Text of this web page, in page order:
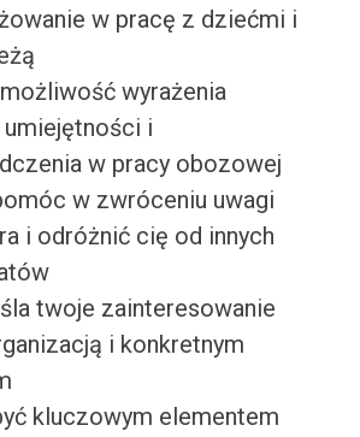
w pracę z dziećmi i
wyrażenia
i
w pracy obozowej
w zwróceniu uwagi
i odróżnić cię od innych
twoje zainteresowanie
i konkretnym
kluczowym elementem